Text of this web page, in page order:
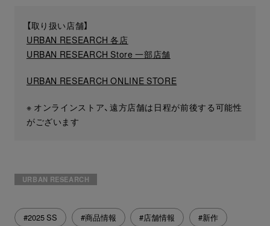
【取り扱い店舗】
URBAN RESEARCH 各店
URBAN RESEARCH Store 一部店舗
URBAN RESEARCH ONLINE STORE
※ オンラインストア、遠方店舗は日程が前後する可能性
がございます
URBAN RESEARCH
#2025 SS #商品情報 #店舗情報 #新作